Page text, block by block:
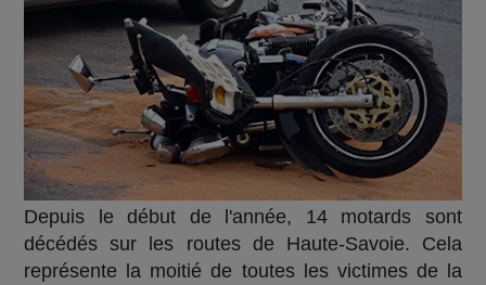
Depuis le début de l'année, 14 motards sont
décédés sur les routes de Haute-Savoie. Cela
représente la moitié de toutes les victimes de la